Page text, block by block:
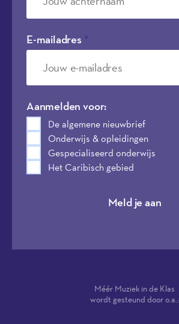
E-mailadres
Aanmelden voor:
De algemene nieuwbrief
Onderwijs & opleidingen
Gespecialiseerd onderwijs
Het Caribisch gebied
Meld je aan
Méér Muziek in de Klas
wordt gesteund door o.a.: